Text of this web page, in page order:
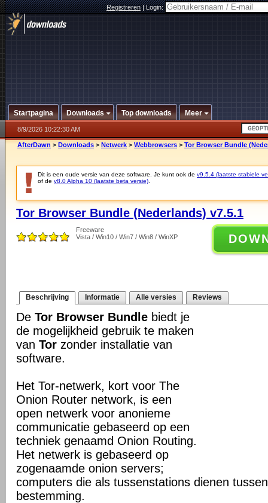
Registreren|Login:
Startpagina Downloads Top downloads Meer
8/9/2026 10:22:30 AM
AfterDawn > Downloads > Netwerk > Webbrowsers > Tor Browser Bundle
Dit is een oude versie van deze software. Je kunt ook de v9.5.4 (laatste stabiele
of de v8.0 Alpha 10 (laatste beta versie)
Tor Browser Bundle (Nederlands) v7.5.1
Freeware
Vista / Win10 / Win7 / Win8 / WinXP
Beschrijving Informatie Alle versies Reviews
De Tor Browser Bundle biedt je
de mogelijkheid gebruik te maken
van Tor zonder installatie van
software.
Het Tor-netwerk, kort voor The
Onion Router network, is een
open netwerk voor anonieme
communicatie gebaseerd op een
techniek genaamd Onion Routing.
Het netwerk is gebaseerd op
zogenaamde onion servers;
computers die als tussenstations dienen
bestemming.